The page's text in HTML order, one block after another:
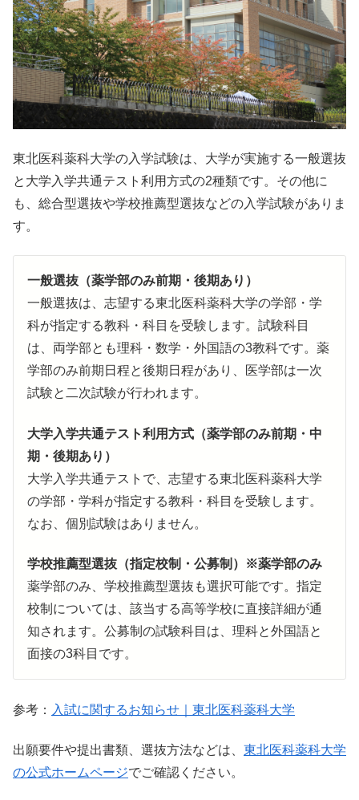
東北医科薬科大学の入学試験は、大学が実施する一般選抜
と大学入学共通テスト利用方式の2種類です。その他に
も、総合型選抜や学校推薦型選抜などの入学試験がありま
す。
一般選抜（薬学部のみ前期・後期あり）
一般選抜は、志望する東北医科薬科大学の学部・学
科が指定する教科・科目を受験します。試験科目
は、両学部とも理科・数学・外国語の3教科です。薬
学部のみ前期日程と後期日程があり、医学部は一次
試験と二次試験が行われます。
大学入学共通テスト利用方式（薬学部のみ前期・中
期・後期あり）
大学入学共通テストで、志望する東北医科薬科大学
の学部・学科が指定する教科・科目を受験します。
なお、個別試験はありません。
学校推薦型選抜（指定校制・公募制）※薬学部のみ
薬学部のみ、学校推薦型選抜も選択可能です。指定
校制については、該当する高等学校に直接詳細が通
知されます。公募制の試験科目は、理科と外国語と
面接の3科目です。
参考： 入試に関するお知らせ｜東北医科薬科大学
出願要件や提出書類、選抜方法などは、 東北医科薬科大学
の公式ホームページでご確認ください。